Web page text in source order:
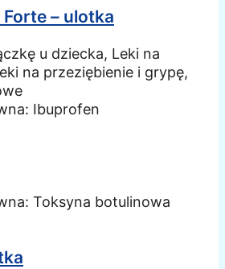
– ulotka
u dziecka, Leki na
na przeziębienie i grypę,
Ibuprofen
Toksyna botulinowa